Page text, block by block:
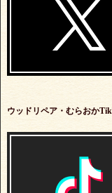
ウッドリペア・むらおか